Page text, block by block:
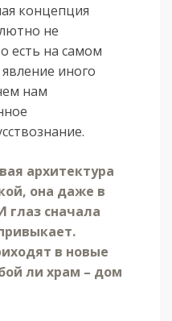
концепция
не
есть на самом
иного
нам
архитектура
она даже в
глаз сначала
в новые
ли храм – дом